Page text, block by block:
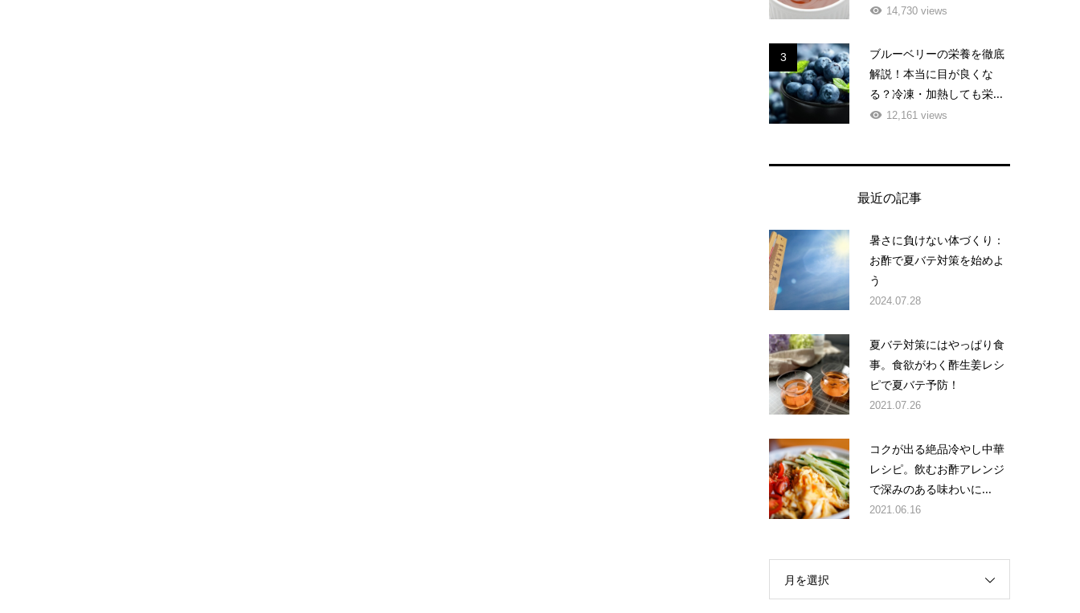
14,730 views
3
ブルーベリーの栄養を徹底
解説！本当に目が良くな
る？冷凍・加熱しても栄...
12,161 views
最近の記事
暑さに負けない体づくり：
お酢で夏バテ対策を始めよ
う
2024.07.28
夏バテ対策にはやっぱり食
事。食欲がわく酢生姜レシ
ピで夏バテ予防！
2021.07.26
コクが出る絶品冷やし中華
レシピ。飲むお酢アレンジ
で深みのある味わいに...
2021.06.16
月を選択